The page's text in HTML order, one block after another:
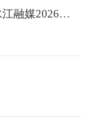
喜迎党代会 奋进新锑都——冷水江融媒2026年党代会特别报道